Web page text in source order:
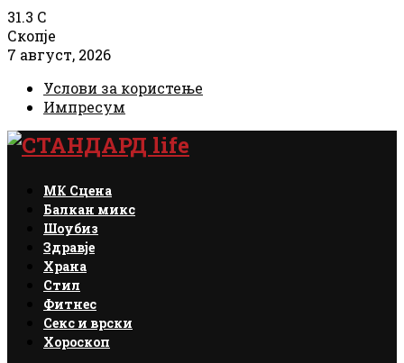
31.3 C
Скопје
7 август, 2026
Услови за користење
Импресум
Facebook
Instagram
Email
Rss
МК Сцена
Балкан микс
Шоубиз
Здравје
Храна
Стил
Фитнес
Секс и врски
Хороскоп